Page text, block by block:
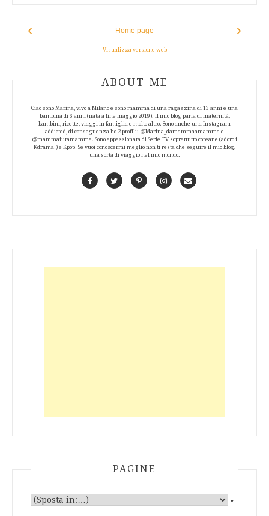
‹ ›
Home page
Visualizza versione web
ABOUT AUTHOR
ABOUT ME
Ciao sono Marina, vivo a Milano e sono mamma di una ragazzina di 13 anni e una
bambina di 6 anni (nata a fine maggio 2019). Il mio blog parla di maternità,
bambini, ricette, viaggi in famiglia e molto altro. Sono anche una Instagram
addicted, di conseguenza ho 2 profili: @Marina_damammaamamma e
@mammaiutamamma. Sono appassionata di Serie TV soprattutto coreane (adoro i
Kdrama!) e Kpop! Se vuoi conoscermi meglio non ti resta che seguire il mio blog,
una sorta di viaggio nel mio mondo.
FacebookTwitterPinterestInstagramContact
PAGINE
▼